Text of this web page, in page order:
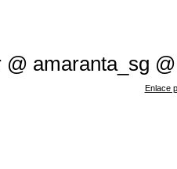
@ amaranta_sg @
Enlace